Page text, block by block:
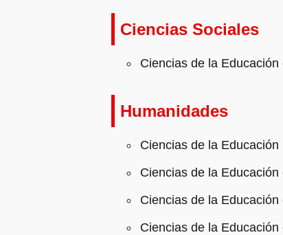
Ciencias Sociales
Ciencias de la
Humanidades
Ciencias de la Educación
Ciencias de la
Ciencias de la
Ciencias de la